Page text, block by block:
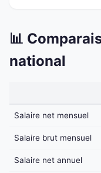
📊
national
Salaire net mensuel
Salaire brut mensuel
Salaire net annuel